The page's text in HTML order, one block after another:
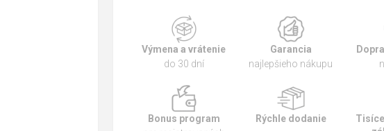
Výmena a vrátenie
do 30 dní
Garancia
najlepšieho nákupu
Bonus program
Rýchle dodanie